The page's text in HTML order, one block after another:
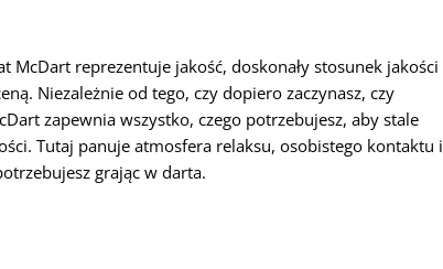
McDart reprezentuje jakość, doskonały stosunek jakości
Niezależnie od tego, czy dopiero zaczynasz, czy
zapewnia wszystko, czego potrzebujesz, aby stale
Tutaj panuje atmosfera relaksu, osobistego kontaktu i
grając w darta.